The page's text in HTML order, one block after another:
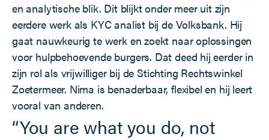
en analytische blik. Dit blijkt onder meer uit zijn
eerdere werk als KYC analist bij de Volksbank. Hij
gaat nauwkeurig te werk en zoekt naar oplossingen
voor hulpbehoevende burgers. Dat deed hij eerder in
zijn rol als vrijwilliger bij de Stichting Rechtswinkel
Zoetermeer. Nima is benaderbaar, flexibel en hij leert
vooral van anderen.
“You are what you do, not